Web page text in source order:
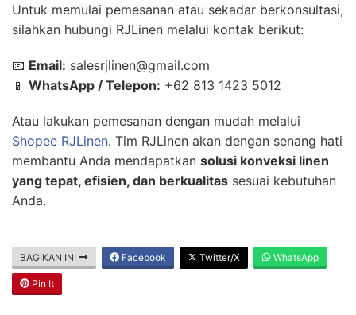
Untuk memulai pemesanan atau sekadar berkonsultasi,
silahkan hubungi RJLinen melalui kontak berikut:
📧 Email: salesrjlinen@gmail.com
📱 WhatsApp / Telepon: +62 813 1423 5012
Atau lakukan pemesanan dengan mudah melalui
Shopee RJLinen. Tim RJLinen akan dengan senang hati
membantu Anda mendapatkan solusi konveksi linen
yang tepat, efisien, dan berkualitas sesuai kebutuhan
Anda.
BAGIKAN INI Facebook Twitter/X WhatsApp
Pin It